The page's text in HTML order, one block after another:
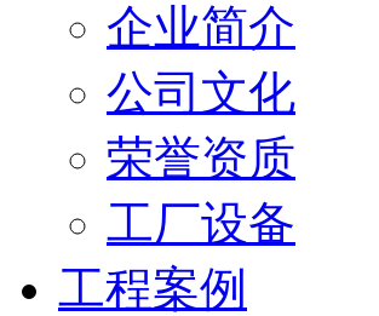
企业简介
公司文化
荣誉资质
工厂设备
工程案例